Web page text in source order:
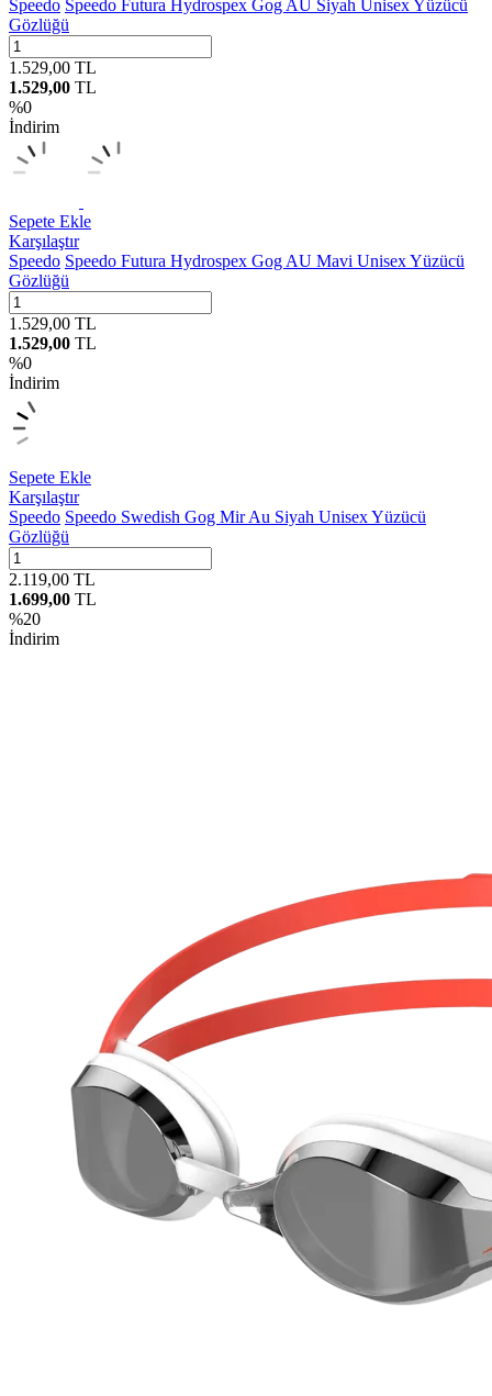
Speedo Speedo Futura Hydrospex Gog AU Siyah Unisex Yüzücü
Gözlüğü
1.529,00 TL
1.529,00 TL
%0
İndirim
Sepete Ekle
Karşılaştır
Speedo Speedo Futura Hydrospex Gog AU Mavi Unisex Yüzücü
Gözlüğü
1.529,00 TL
1.529,00 TL
%0
İndirim
Sepete Ekle
Karşılaştır
Speedo Speedo Swedish Gog Mir Au Siyah Unisex Yüzücü
Gözlüğü
2.119,00 TL
1.699,00 TL
%20
İndirim